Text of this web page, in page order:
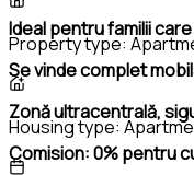
Ideal pentru familii
Se vinde complet
Zonă ultracentrală,
Comision: 0% pentru
Property type:
Housing type: